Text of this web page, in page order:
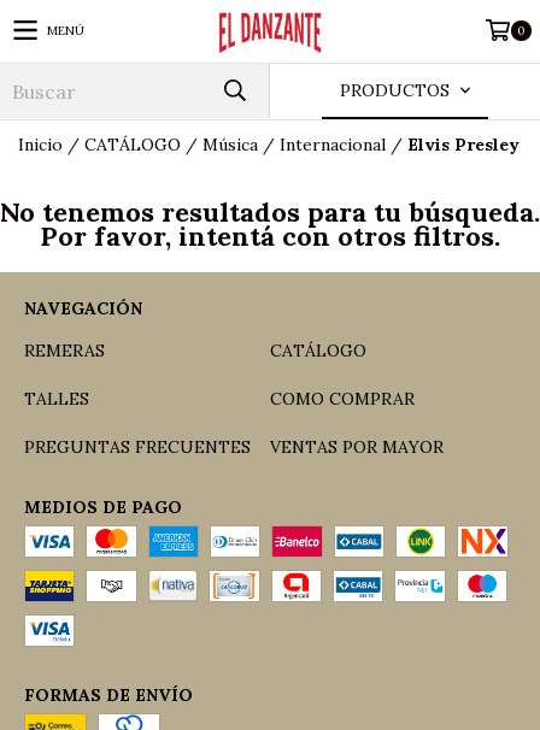
MENÚ 0
PRODUCTOS
Inicio / CATÁLOGO / Música / Internacional / Elvis Presley
No tenemos resultados para tu búsqueda.
Por favor, intentá con otros filtros.
NAVEGACIÓN
REMERAS
CATÁLOGO
TALLES COMO COMPRAR
PREGUNTAS FRECUENTES VENTAS POR MAYOR
MEDIOS DE PAGO
FORMAS DE ENVÍO